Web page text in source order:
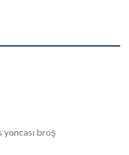
yoncası broş